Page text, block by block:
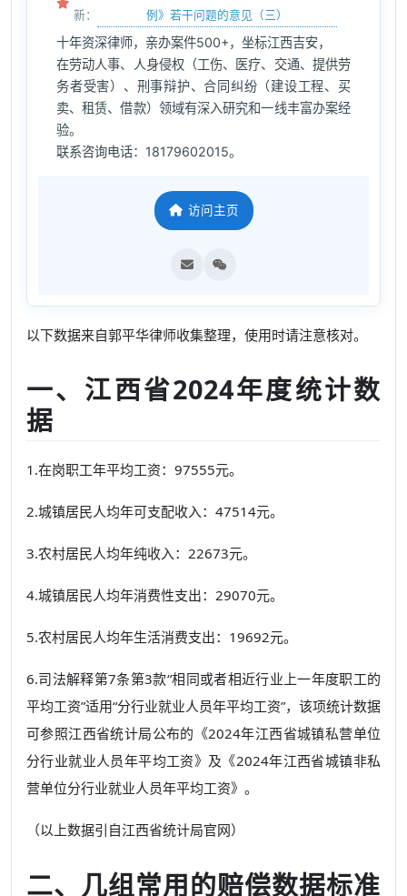
新：
例》若干问题的意见（三）
十年资深律师，亲办案件500+，坐标江西吉安，
在劳动人事、人身侵权（工伤、医疗、交通、提供劳
务者受害）、刑事辩护、合同纠纷（建设工程、买
卖、租赁、借款）领域有深入研究和一线丰富办案经
验。
联系咨询电话：18179602015。
访问主页
以下数据来自郭平华律师收集整理，使用时请注意核对。
一、江西省2024年度统计数
据
1.在岗职工年平均工资：97555元。
2.城镇居民人均年可支配收入：47514元。
3.农村居民人均年纯收入：22673元。
4.城镇居民人均年消费性支出：29070元。
5.农村居民人均年生活消费支出：19692元。
6.司法解释第7条第3款“相同或者相近行业上一年度职工的
平均工资”适用“分行业就业人员年平均工资”，该项统计数据
可参照江西省统计局公布的《2024年江西省城镇私营单位
分行业就业人员年平均工资》及《2024年江西省城镇非私
营单位分行业就业人员年平均工资》。
（以上数据引自江西省统计局官网）
二、几组常用的赔偿数据标准